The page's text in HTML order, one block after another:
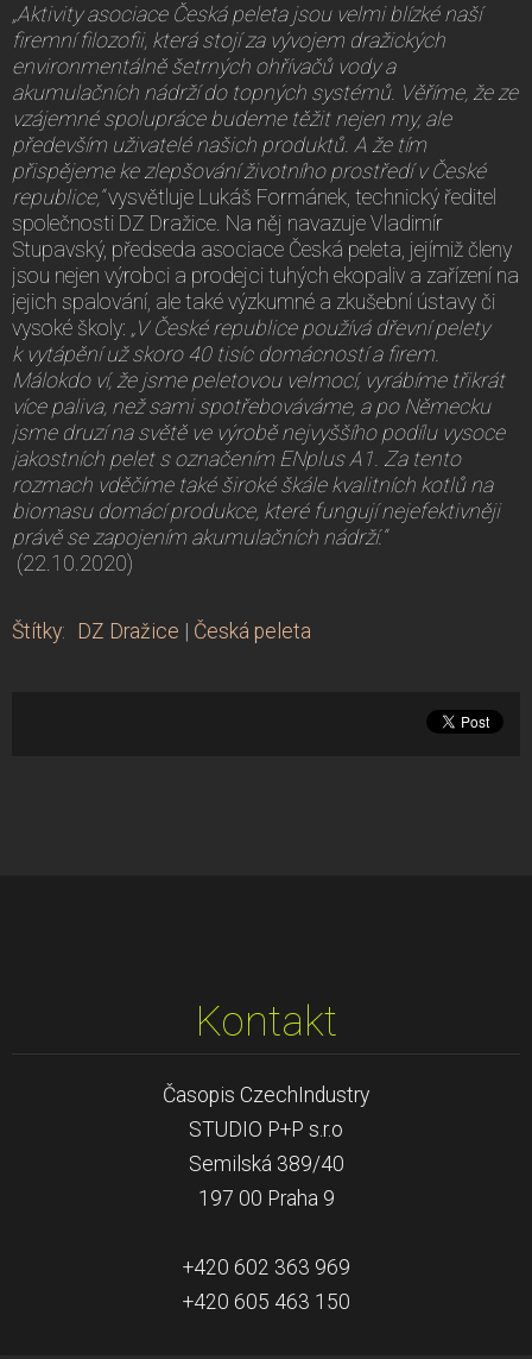
„Aktivity asociace Česká peleta jsou velmi blízké naší
firemní filozofii, která stojí za vývojem dražických
environmentálně šetrných ohřívačů vody a
akumulačních nádrží do topných systémů. Věříme, že ze
vzájemné spolupráce budeme těžit nejen my, ale
především uživatelé našich produktů. A že tím
přispějeme ke zlepšování životního prostředí v České
republice,“vysvětluje Lukáš Formánek, technický ředitel
společnosti DZ Dražice. Na něj navazuje Vladimír
Stupavský, předseda asociace Česká peleta, jejímiž členy
jsou nejen výrobci a prodejci tuhých ekopaliv a zařízení na
jejich spalování, ale také výzkumné a zkušební ústavy či
vysoké školy: „V České republice používá dřevní pelety
k vytápění už skoro 40 tisíc domácností a firem.
Málokdo ví, že jsme peletovou velmocí, vyrábíme třikrát
více paliva, než sami spotřebováváme, a po Německu
jsme druzí na světě ve výrobě nejvyššího podílu vysoce
jakostních pelet s označením ENplus A1. Za tento
rozmach vděčíme také široké škále kvalitních kotlů na
biomasu domácí produkce, které fungují nejefektivněji
právě se zapojením akumulačních nádrží.“
(22.10.2020)
Štítky: DZ Dražice | Česká peleta
Kontakt
Časopis CzechIndustry
STUDIO P+P s.r.o
Semilská 389/40
197 00 Praha 9
+420 602 363 969
+420 605 463 150